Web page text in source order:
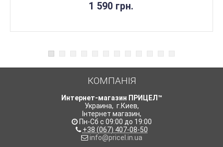
1 590 грн.
КОМПАНІЯ
Интернет-магазин ПРИЦЕЛ™
Украина, г.Киев,
Інтернет магазин,
Пн-Сб с 09:00 до 19:00
+38 (067) 407-08-50
info@pricel.in.ua